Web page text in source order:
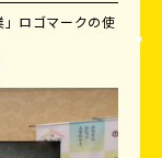
」ロゴマークの使